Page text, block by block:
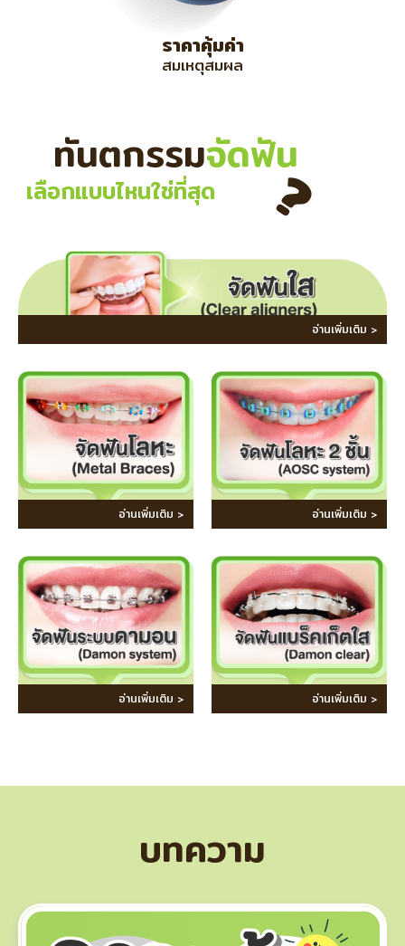
ราคาคุ้มค่า
สมเหตุสมผล
ทันตกรรมจัดฟัน
เลือกแบบไหนใช่ที่สุด ?
อ่านเพิ่มเติม >
อ่านเพิ่มเติม > อ่านเพิ่มเติม >
อ่านเพิ่มเติม > อ่านเพิ่มเติม >
บทความ